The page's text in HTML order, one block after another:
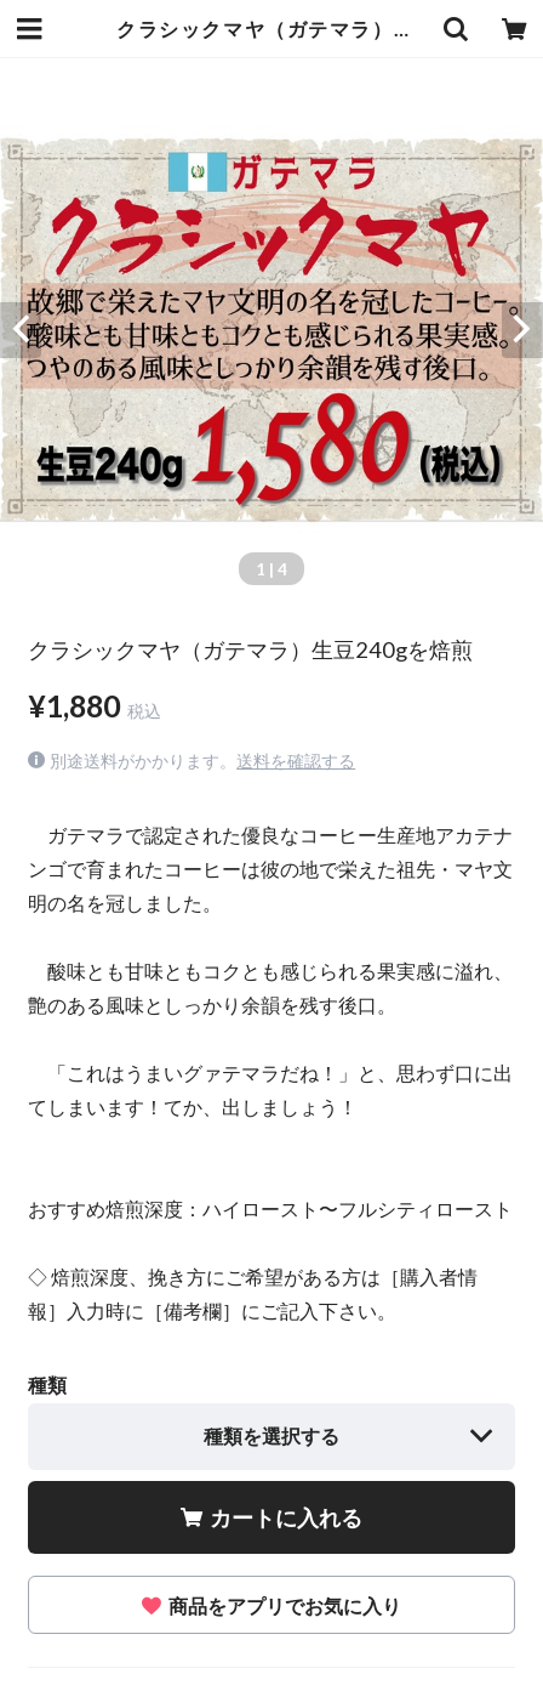
クラシックマヤ（ガテマラ）生豆240gを焙煎 | コーヒーロースト山鼻Beans
1 | 4
クラシックマヤ（ガテマラ）生豆240gを焙煎
¥1,880 税込
別途送料がかかります。 送料を確認する
ガテマラで認定された優良なコーヒー生産地アカテナ
ンゴで育まれたコーヒーは彼の地で栄えた祖先・マヤ文
明の名を冠しました。
酸味とも甘味ともコクとも感じられる果実感に溢れ、
艶のある風味としっかり余韻を残す後口。
「これはうまいグァテマラだね！」と、思わず口に出
てしまいます！てか、出しましょう！
おすすめ焙煎深度：ハイロースト〜フルシティロースト
◇ 焙煎深度、挽き方にご希望がある方は［購入者情
報］入力時に［備考欄］にご記入下さい。
種類
種類を選択する
カートに入れる
商品をアプリでお気に入り